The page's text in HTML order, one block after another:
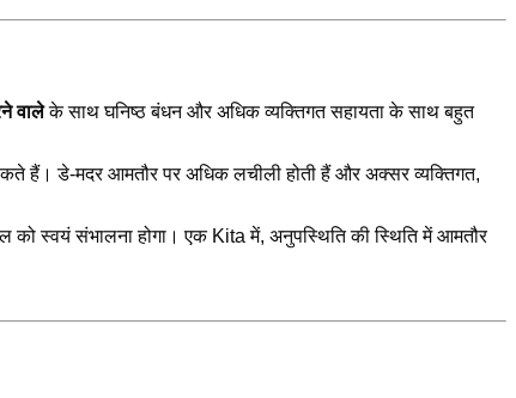
वालेके साथ घनिष्ठ बंधन और अधिक व्यक्तिगत सहायता के साथ बहुत
हैं। डे-मदर आमतौर पर अधिक लचीली होती हैं और अक्सर व्यक्तिगत,
को स्वयं संभालना होगा। एक Kita में, अनुपस्थिति की स्थिति में आमतौर